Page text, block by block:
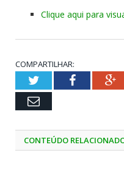
Clique aqui para
COMPARTILHAR:
TwitterFacebook
Email
CONTEÚDO